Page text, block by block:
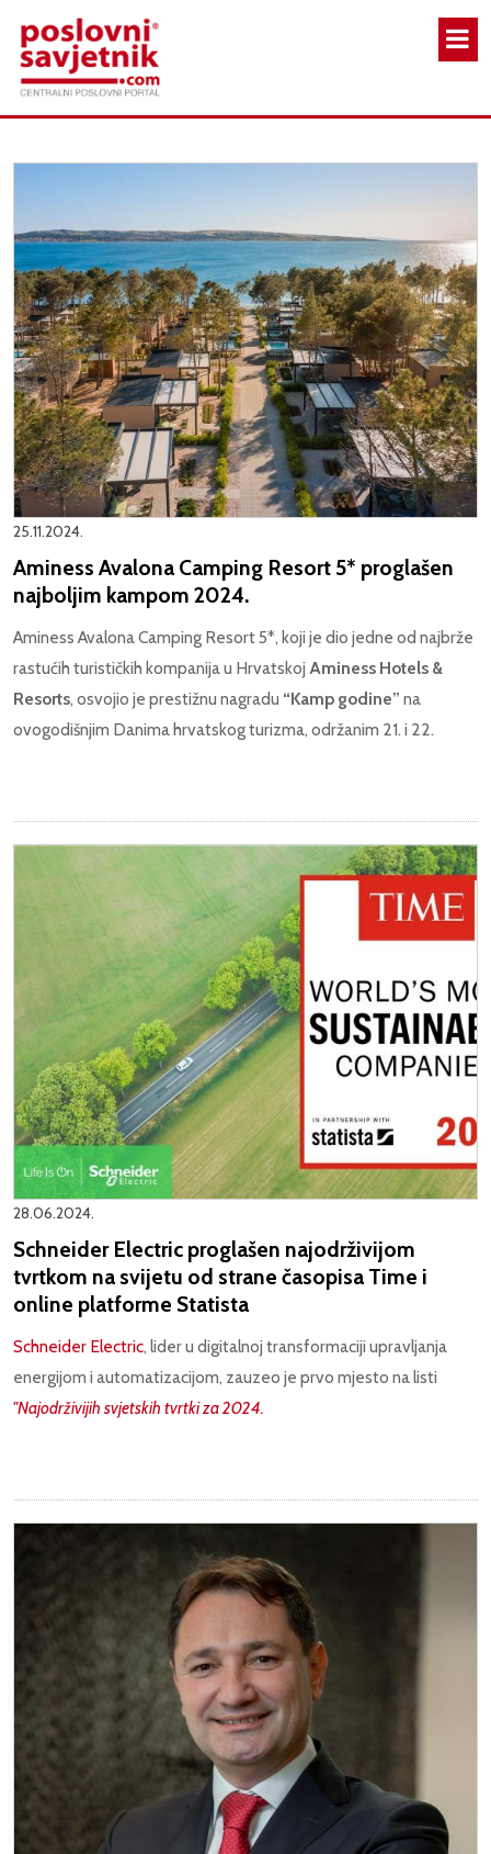
25.11.2024.
Aminess Avalona Camping Resort 5* proglašen
najboljim kampom 2024.
Aminess Avalona Camping Resort 5*, koji je dio jedne od najbrže
rastućih turističkih kompanija u Hrvatskoj Aminess Hotels &
Resorts, osvojio je prestižnu nagradu “Kamp godine” na
ovogodišnjim Danima hrvatskog turizma, održanim 21. i 22.
28.06.2024.
Schneider Electric proglašen najodrživijom
tvrtkom na svijetu od strane časopisa Time i
online platforme Statista
Schneider Electric, lider u digitalnoj transformaciji upravljanja
energijom i automatizacijom, zauzeo je prvo mjesto na listi
"Najodrživijih svjetskih tvrtki za 2024.